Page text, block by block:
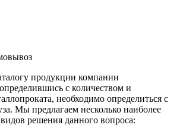
продукции компании
с количеством и
необходимо определиться с
Мы предлагаем несколько наиболее
решения данного вопроса: